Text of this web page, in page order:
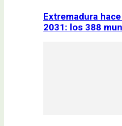
Extremadura
2031: los 388